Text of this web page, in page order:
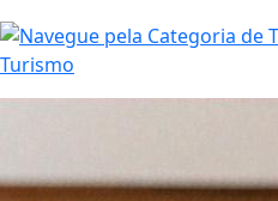
Turismo